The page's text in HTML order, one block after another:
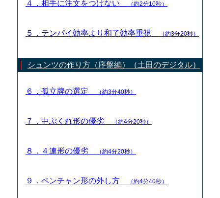
４．相手に注文をつけない （約2分10秒）
５．テンパイ効率より和了効率重視 （約3分20秒）
シュンツの作り方（序盤編）（土田のデジタル）
６．孤立牌の選定 （約3分40秒）
７．中ぶくれ形の優劣 （約4分20秒）
８．４連形の優劣 （約4分20秒）
９．ペンチャン形の外し方 （約4分40秒）